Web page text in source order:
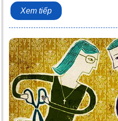
Xem tiếp